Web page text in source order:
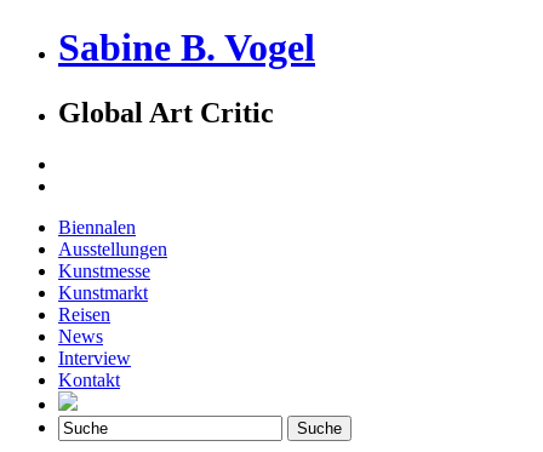
Sabine B. Vogel
Global Art Critic
Biennalen
Ausstellungen
Kunstmesse
Kunstmarkt
Reisen
News
Interview
Kontakt